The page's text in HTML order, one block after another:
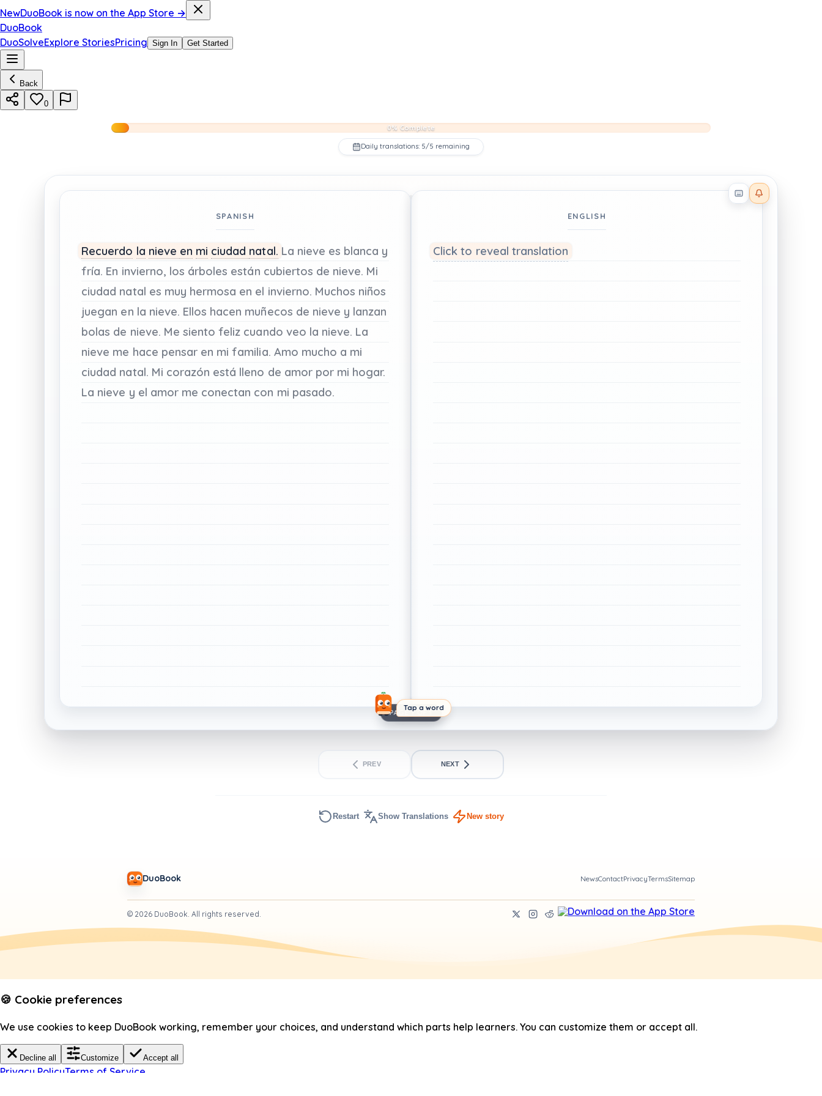
NewDuoBook is now on the App Store →
DuoBook
DuoSolveExplore StoriesPricing Sign In Get Started
Back
0
0% Complete
Daily translations: 5/5 remaining
Reader effects on
Tap a word
SPANISH
Recuerdo la nieve en mi ciudad natal. La nieve es blanca y
fría. En invierno, los árboles están cubiertos de nieve. Mi
ciudad natal es muy hermosa en el invierno. Muchos niños
juegan en la nieve. Ellos hacen muñecos de nieve y lanzan
bolas de nieve. Me siento feliz cuando veo la nieve. La
nieve me hace pensar en mi familia. Amo mucho a mi
ciudad natal. Mi corazón está lleno de amor por mi hogar.
La nieve y el amor me conectan con mi pasado.
ENGLISH
Click to reveal translation
PAGE 1 OF 1
PREV NEXT
Restart Show Translations New story
DuoBook NewsContactPrivacyTermsSitemap
© 2026 DuoBook. All rights reserved.
🍪 Cookie preferences
We use cookies to keep DuoBook working, remember your choices, and understand which parts help learners. You can customize them or accept all.
Decline all Customize Accept all
Privacy PolicyTerms of Service